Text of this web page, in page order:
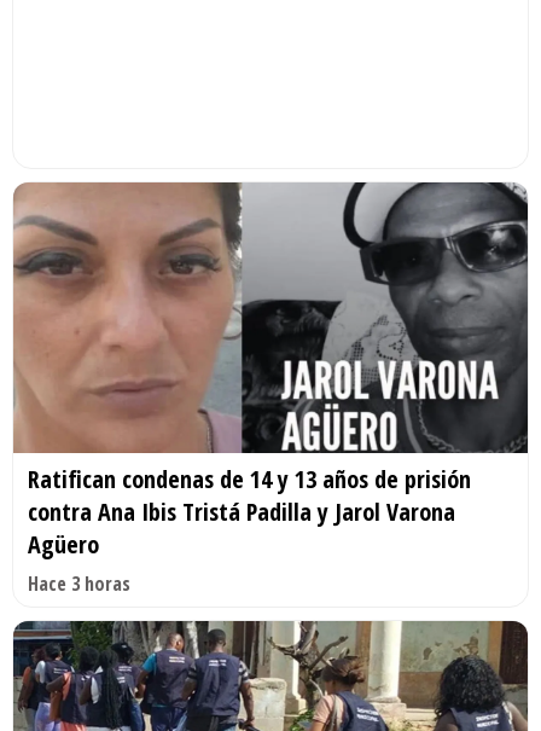
Ratifican condenas de 14 y 13 años de prisión
contra Ana Ibis Tristá Padilla y Jarol Varona
Agüero
Hace 3 horas